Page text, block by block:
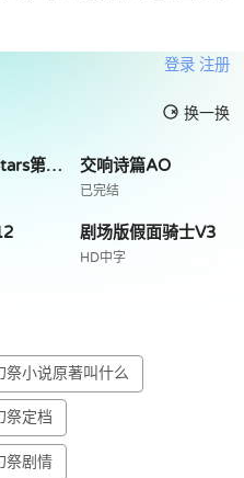
登录 注册
换一换
偶像活动Stars第二季 交响诗篇AO
已完结
剧场版假面骑士V3
HD中字
祭小说原著叫什么
祭定档
祭剧情